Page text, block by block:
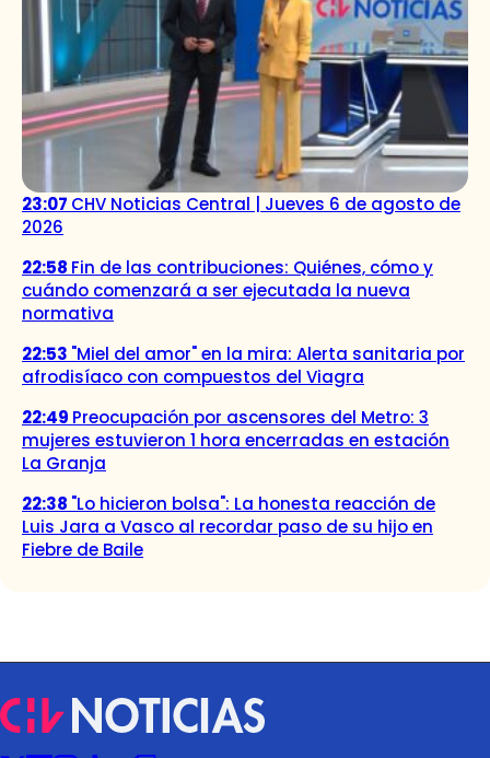
23:07 CHV Noticias Central | Jueves 6 de agosto de
2026
22:58 Fin de las contribuciones: Quiénes, cómo y
cuándo comenzará a ser ejecutada la nueva
normativa
22:53 "Miel del amor" en la mira: Alerta sanitaria por
afrodisíaco con compuestos del Viagra
22:49 Preocupación por ascensores del Metro: 3
mujeres estuvieron 1 hora encerradas en estación
La Granja
22:38 "Lo hicieron bolsa": La honesta reacción de
Luis Jara a Vasco al recordar paso de su hijo en
Fiebre de Baile